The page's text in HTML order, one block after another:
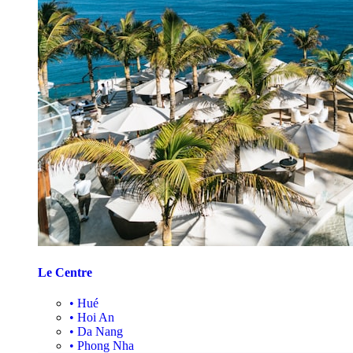
Le Centre
• Hué
• Hoi An
• Da Nang
• Phong Nha